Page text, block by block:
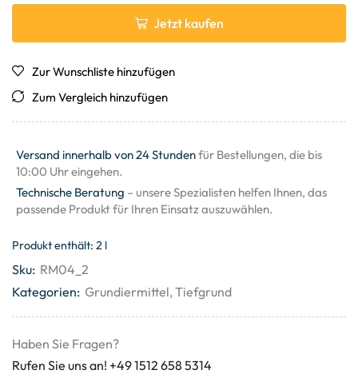
Jetzt kaufen
Zur Wunschliste hinzufügen
Zum Vergleich hinzufügen
Versand innerhalb von 24 Stundenfür Bestellungen, die bis
10:00 Uhr eingehen.
Technische Beratung – unsere Spezialisten helfen Ihnen, das
passende Produkt für Ihren Einsatz auszuwählen.
Produkt enthält: 2 l
Sku: RM04_2
Kategorien: Grundiermittel, Tiefgrund
Haben Sie Fragen?
Rufen Sie uns an! +49 1512 658 5314